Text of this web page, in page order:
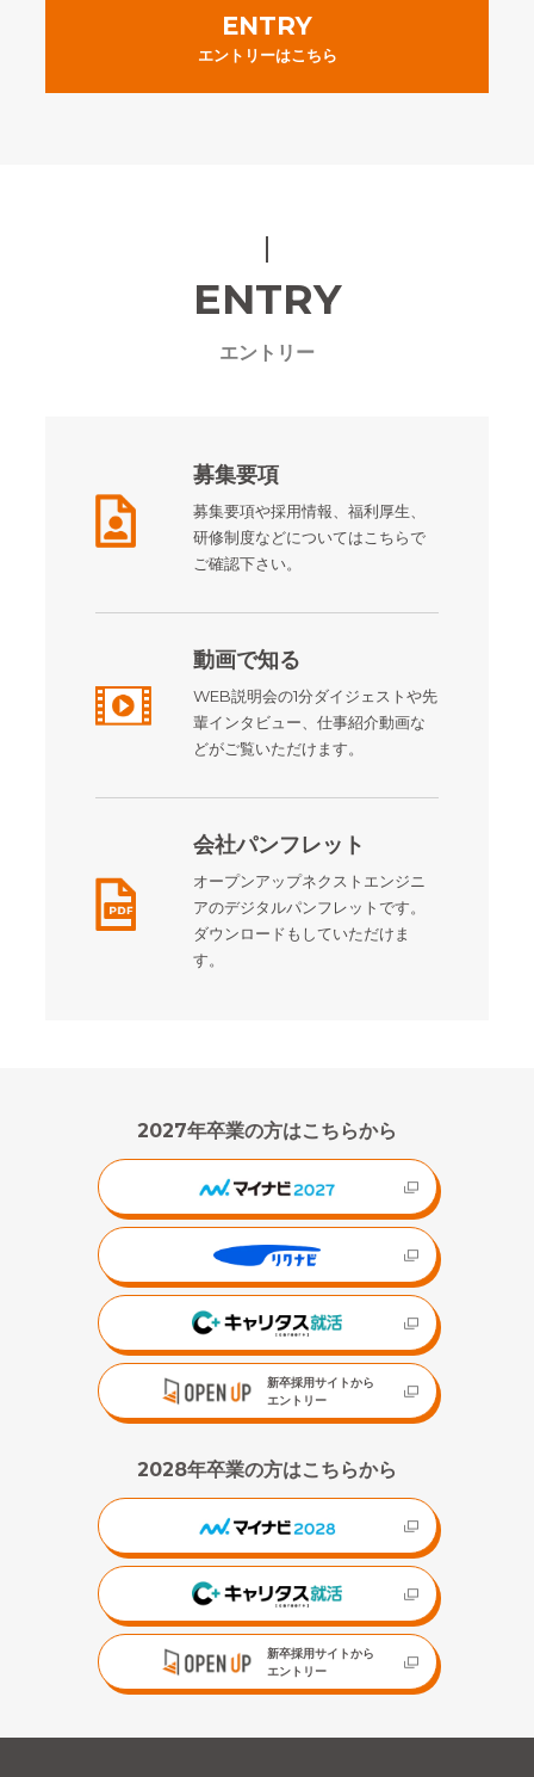
ENTRY
エントリーはこちら
ENTRY
エントリー
募集要項
募集要項や採用情報、福利厚生、
研修制度などについてはこちらで
ご確認下さい。
動画で知る
WEB説明会の1分ダイジェストや先
輩インタビュー、仕事紹介動画な
どがご覧いただけます。
会社パンフレット
オープンアップネクストエンジニ
アのデジタルパンフレットです。
ダウンロードもしていただけま
す。
2027年卒業の方はこちらから
新卒採用サイトから
エントリー
2028年卒業の方はこちらから
新卒採用サイトから
エントリー